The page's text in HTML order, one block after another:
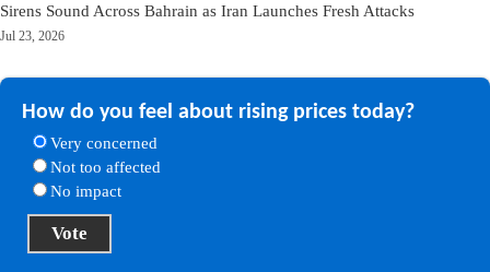
Sirens Sound Across Bahrain as Iran Launches Fresh Attacks
Jul 23, 2026
How do you feel about rising prices today?
Very concerned
Not too affected
No impact